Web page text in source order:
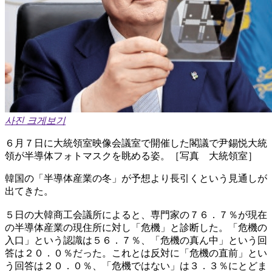
사진 크게보기
６月７日に大統領室映像会議室で開催した閣議で尹錫悦大統
領が半導体フォトマスクを眺める姿。［写真 大統領室］
韓国の「半導体産業の冬」が予想より長引くという見通しが
出てきた。
５日の大韓商工会議所によると、専門家の７６．７％が現在
の半導体産業の現住所に対し「危機」と診断した。「危機の
入口」という認識は５６．７％、「危機の真ん中」という回
答は２０．０％だった。これとは反対に「危機の直前」とい
う回答は２０．０％、「危機ではない」は３．３％にとどま